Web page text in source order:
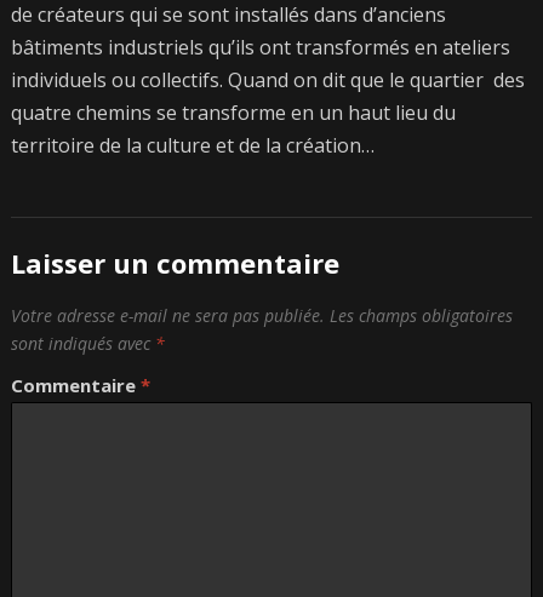
de créateurs qui se sont installés dans d’anciens
bâtiments industriels qu’ils ont transformés en ateliers
individuels ou collectifs. Quand on dit que le quartier des
quatre chemins se transforme en un haut lieu du
territoire de la culture et de la création…
Laisser un commentaire
Votre adresse e-mail ne sera pas publiée. Les champs obligatoires
sont indiqués avec *
Commentaire *